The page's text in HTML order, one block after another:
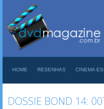
HOME RESENHAS CINEMA
DOSSIE BOND 14: